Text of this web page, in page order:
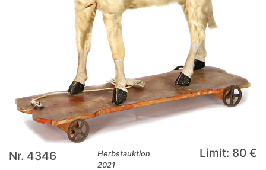
Nr. 4346
Herbstauktion
2021
Limit: 80 €